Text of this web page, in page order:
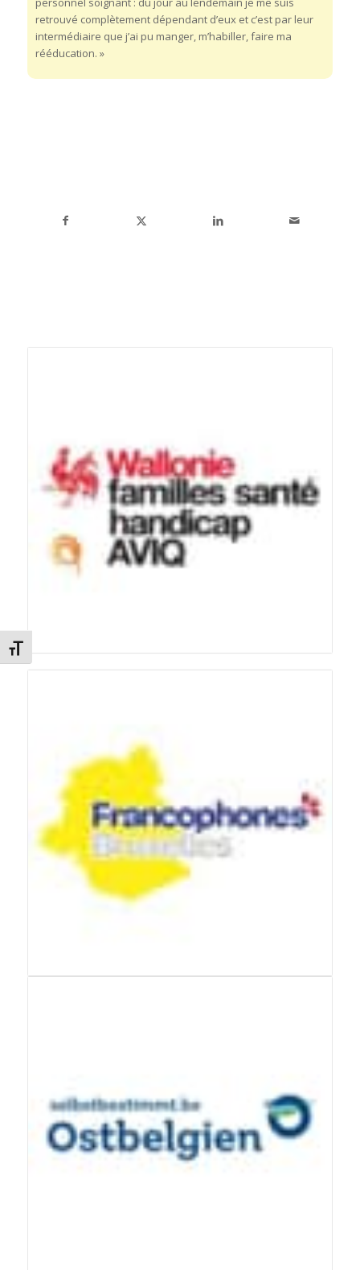
Changer la taille de la police
retrouvé complètement dépendant d’eux et c’est par leur
intermédiaire que j’ai pu manger, m’habiller, faire ma
rééducation. »